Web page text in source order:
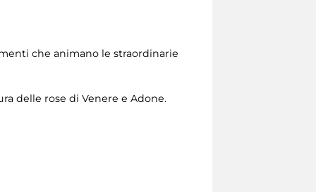
che animano le straordinarie
delle rose di Venere e Adone.